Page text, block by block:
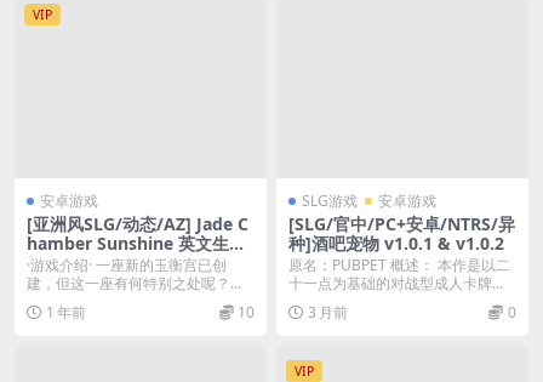
VIP
安卓游戏
[亚洲风SLG/动态/AZ] Jade C
hamber Sunshine 英文生肉
版 [400M]
·游戏介绍· 一座新的玉衡宫已创
建，但这一座有何特别之处呢？
嗯，宁荣荣邀请了提瓦...
1 年前 10
SLG游戏 安卓游戏
[SLG/官中/PC+安卓/NTRS/异
种]酒吧宠物 v1.0.1 & v1.0.2
原名：PUBPET 概述： 本作是以二
十一点为基础的对战型成人卡牌游
戏。 玩家是...
3 月前 0
VIP